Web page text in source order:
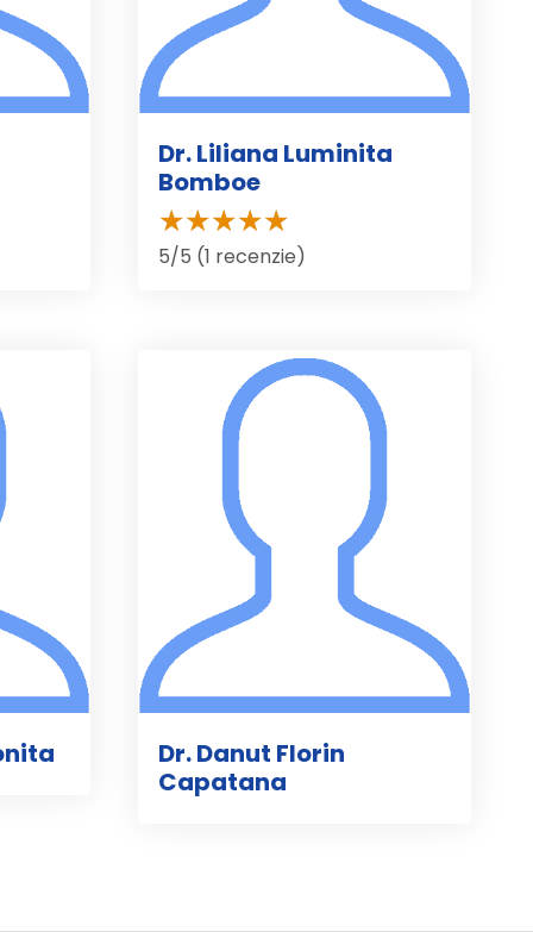
Dr. Liliana Luminita
Bomboe
5/5 (1 recenzie)
Dr. Danut Florin
Capatana